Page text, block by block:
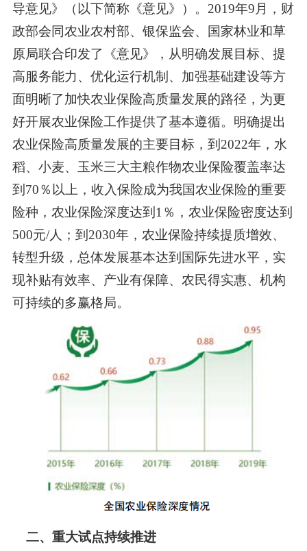
导意见》（以下简称《意见》）。 2019年9 月，财
政部会同农业农村部、银保监会、国家林业和草
原局联合印发了《意见》，从明确发展目标、提
高服务能力、优化运行机制、加强基础建设等方
面明晰了加快农业保险高质量发展的路径，为更
好开展农业保险工作提供了基本遵循。明确提出
农业保险高质量发展的主要目标，到 2022年，水
稻、小麦、玉米三大主粮作物农业保险覆盖率达
到 70％以上，收入保险成为我国农业保险的重要
险种，农业保险深度达到 1 ％，农业保险密度达到
500元/人；到 2030年，农业保险持续提质增效、
转型升级，总体发展基本达到国际先进水平，实
现补贴有效率、产业有保障、农民得实惠、机构
可持续的多赢格局。
二、重大试点持续推进